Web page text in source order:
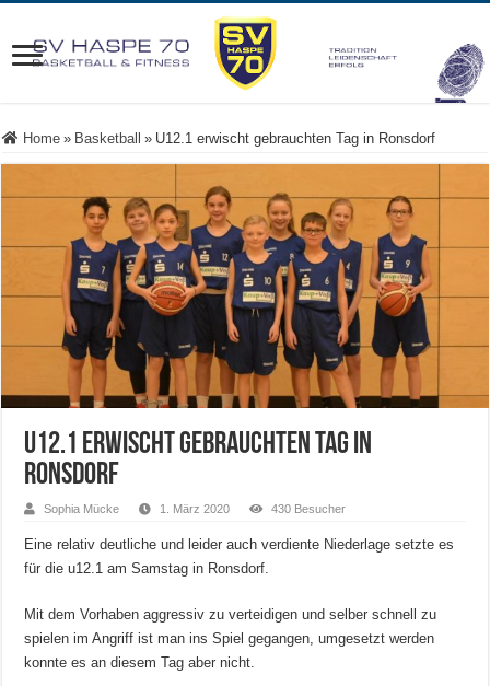
Home » Basketball » U12.1 erwischt gebrauchten Tag in Ronsdorf
U12.1 erwischt gebrauchten Tag in
Ronsdorf
Sophia Mücke 1. März 2020 430 Besucher
Eine relativ deutliche und leider auch verdiente Niederlage setzte es
für die u12.1 am Samstag in Ronsdorf.
Mit dem Vorhaben aggressiv zu verteidigen und selber schnell zu
spielen im Angriff ist man ins Spiel gegangen, umgesetzt werden
konnte es an diesem Tag aber nicht.